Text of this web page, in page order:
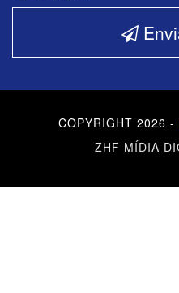
COPYRIGHT 2026 -
ZHF MÍDIA